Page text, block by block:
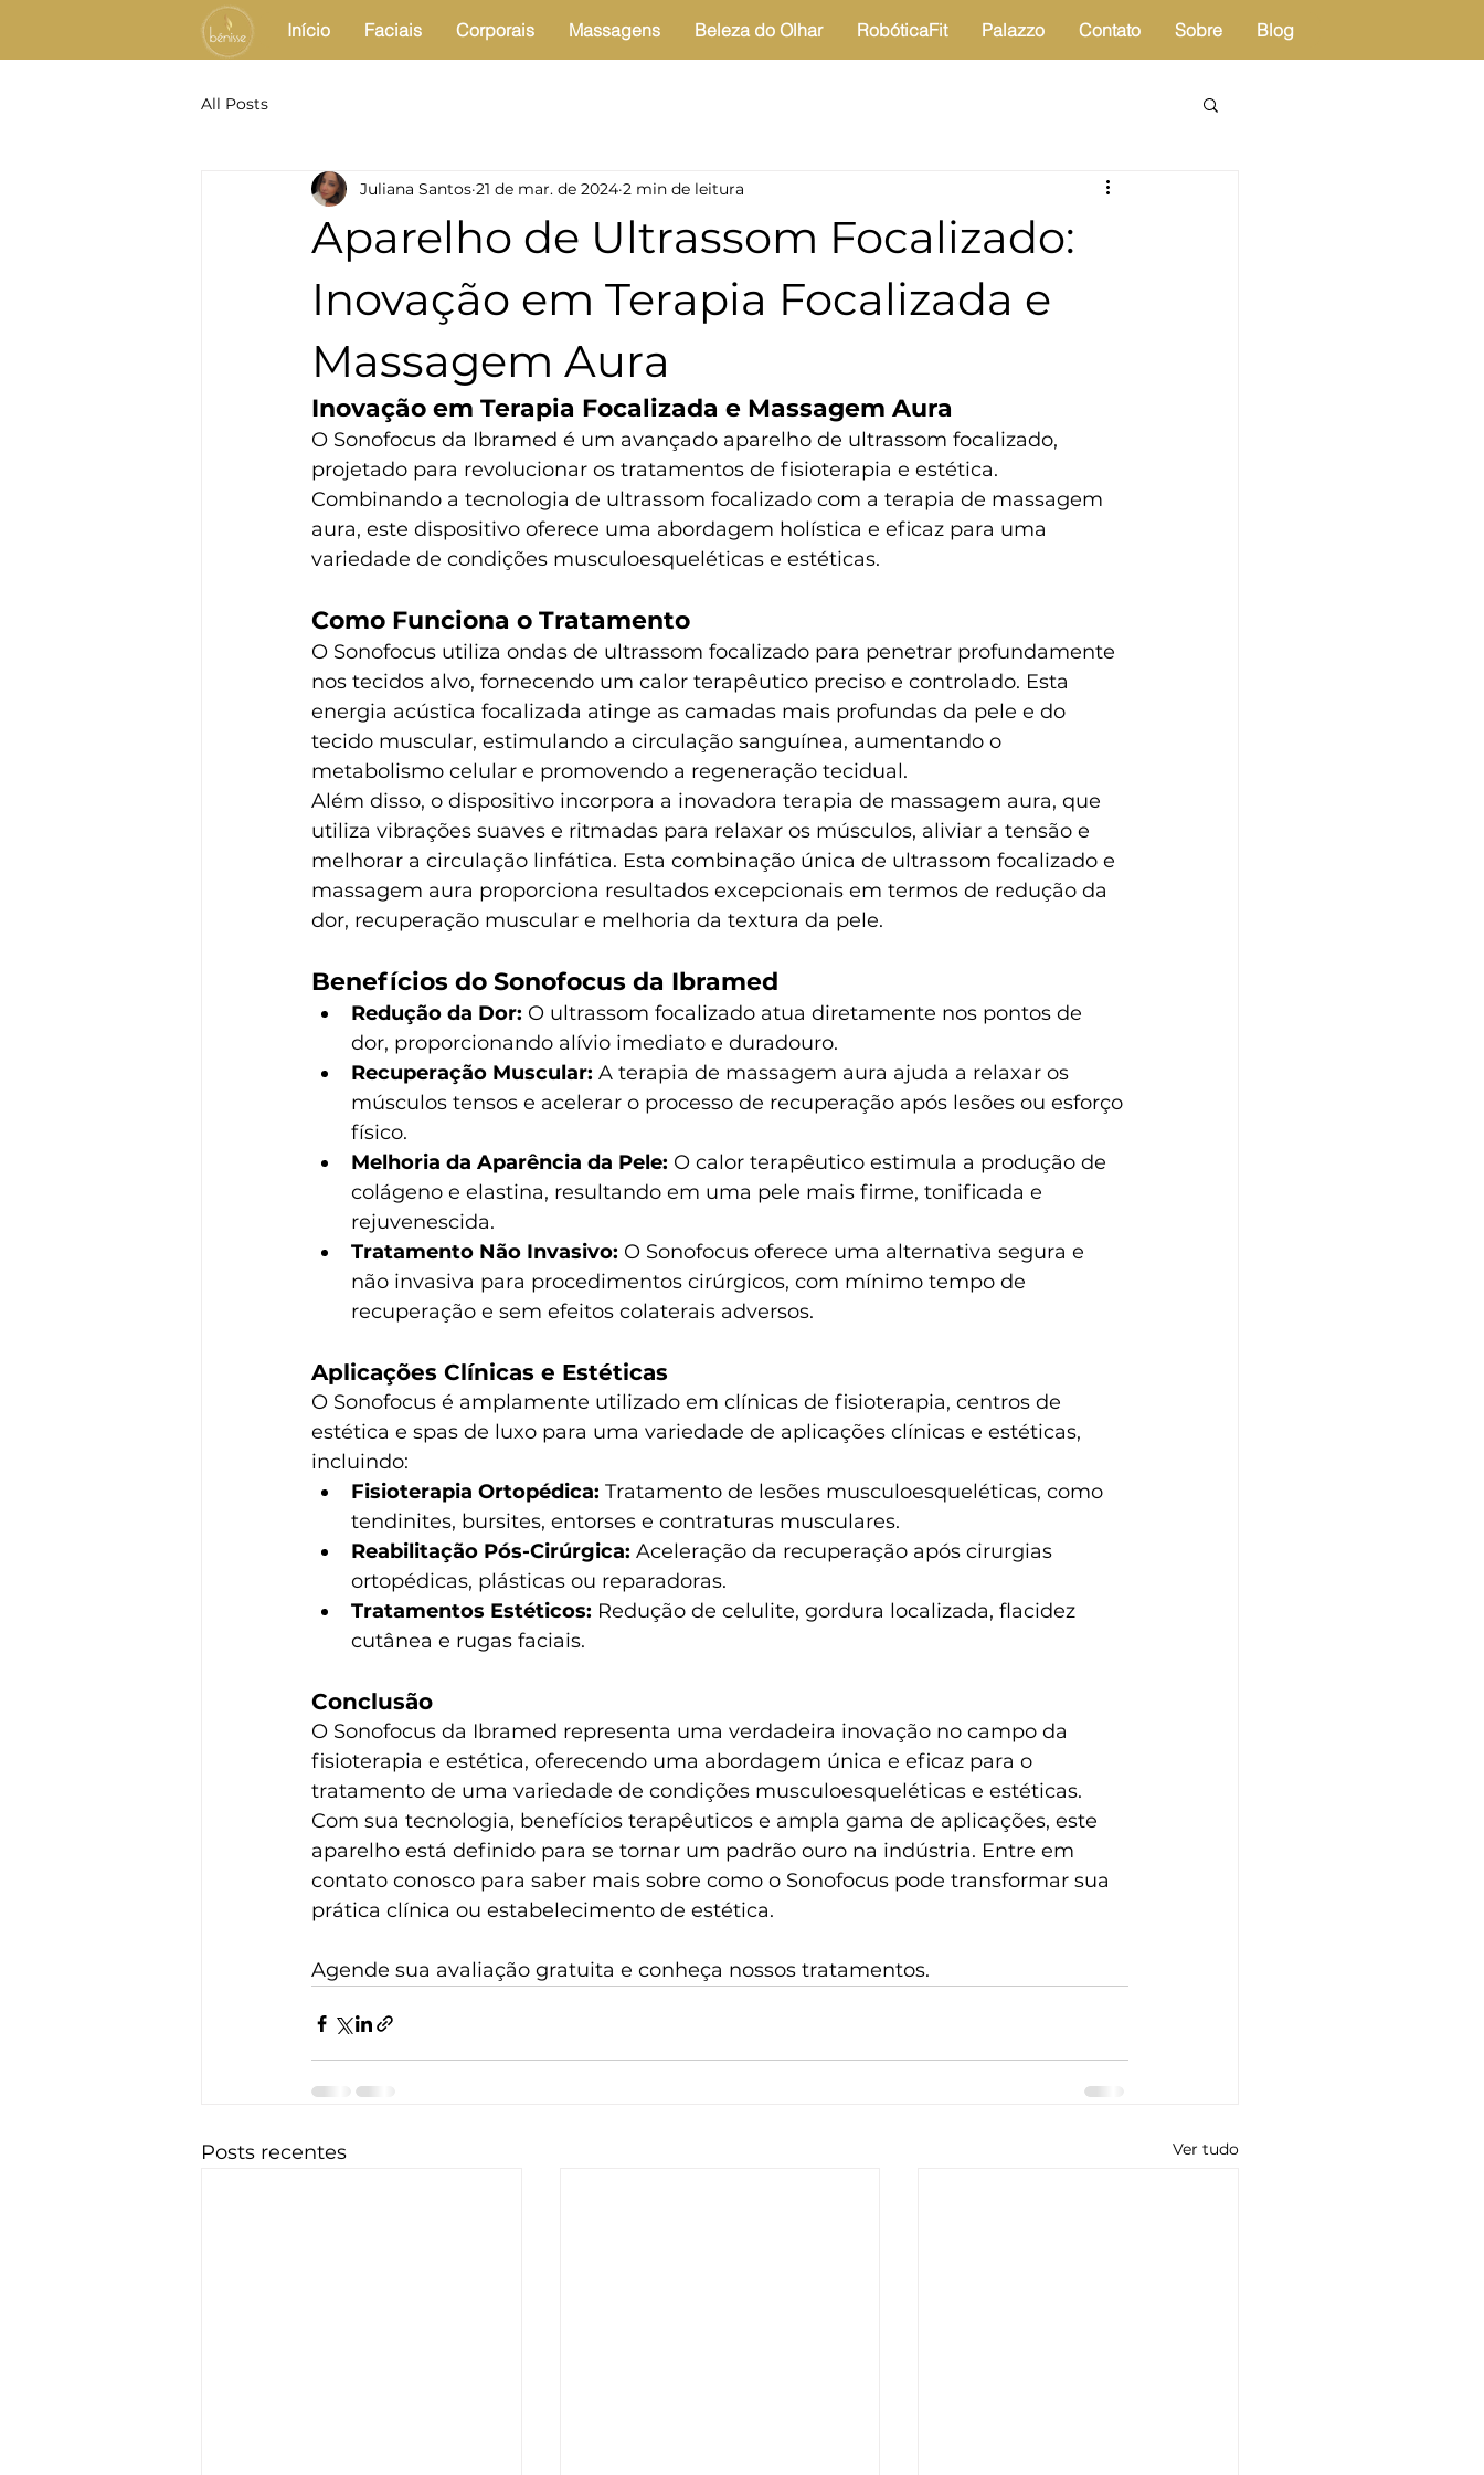
Início Faciais Corporais Massagens Beleza do Olhar RobóticaFit Palazzo Contato Sobre Blog
All Posts
Aparelho de Ultrassom Focalizado:
Inovação em Terapia Focalizada e
Massagem Aura
Juliana Santos 21 de mar. de 2024 2 min de leitura
Inovação em Terapia Focalizada e Massagem Aura
O Sonofocus da Ibramed é um avançado aparelho de ultrassom focalizado,
projetado para revolucionar os tratamentos de fisioterapia e estética.
Combinando a tecnologia de ultrassom focalizado com a terapia de massagem
aura, este dispositivo oferece uma abordagem holística e eficaz para uma
variedade de condições musculoesqueléticas e estéticas.
Como Funciona o Tratamento
O Sonofocus utiliza ondas de ultrassom focalizado para penetrar profundamente
nos tecidos alvo, fornecendo um calor terapêutico preciso e controlado. Esta
energia acústica focalizada atinge as camadas mais profundas da pele e do
tecido muscular, estimulando a circulação sanguínea, aumentando o
metabolismo celular e promovendo a regeneração tecidual.
Além disso, o dispositivo incorpora a inovadora terapia de massagem aura, que
utiliza vibrações suaves e ritmadas para relaxar os músculos, aliviar a tensão e
melhorar a circulação linfática. Esta combinação única de ultrassom focalizado e
massagem aura proporciona resultados excepcionais em termos de redução da
dor, recuperação muscular e melhoria da textura da pele.
Benefícios do Sonofocus da Ibramed
Redução da Dor: O ultrassom focalizado atua diretamente nos pontos de
dor, proporcionando alívio imediato e duradouro.
Recuperação Muscular: A terapia de massagem aura ajuda a relaxar os
músculos tensos e acelerar o processo de recuperação após lesões ou esforço
físico.
Melhoria da Aparência da Pele: O calor terapêutico estimula a produção de
colágeno e elastina, resultando em uma pele mais firme, tonificada e
rejuvenescida.
Tratamento Não Invasivo: O Sonofocus oferece uma alternativa segura e
não invasiva para procedimentos cirúrgicos, com mínimo tempo de
recuperação e sem efeitos colaterais adversos.
Aplicações Clínicas e Estéticas
O Sonofocus é amplamente utilizado em clínicas de fisioterapia, centros de
estética e spas de luxo para uma variedade de aplicações clínicas e estéticas,
incluindo:
Fisioterapia Ortopédica: Tratamento de lesões musculoesqueléticas, como
tendinites, bursites, entorses e contraturas musculares.
Reabilitação Pós-Cirúrgica: Aceleração da recuperação após cirurgias
ortopédicas, plásticas ou reparadoras.
Tratamentos Estéticos: Redução de celulite, gordura localizada, flacidez
cutânea e rugas faciais.
Conclusão
O Sonofocus da Ibramed representa uma verdadeira inovação no campo da
fisioterapia e estética, oferecendo uma abordagem única e eficaz para o
tratamento de uma variedade de condições musculoesqueléticas e estéticas.
Com sua tecnologia, benefícios terapêuticos e ampla gama de aplicações, este
aparelho está definido para se tornar um padrão ouro na indústria. Entre em
contato conosco para saber mais sobre como o Sonofocus pode transformar sua
prática clínica ou estabelecimento de estética.
Agende sua avaliação gratuita e conheça nossos tratamentos.
Posts recentes Ver tudo